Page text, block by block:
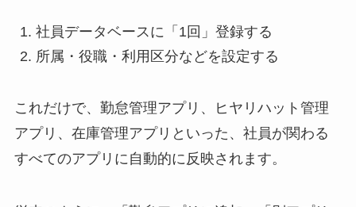
社員データベースに「1回」登録する
所属・役職・利用区分などを設定する
これだけで、勤怠管理アプリ、ヒヤリハット管理
アプリ、在庫管理アプリといった、社員が関わる
すべてのアプリに自動的に反映されます。